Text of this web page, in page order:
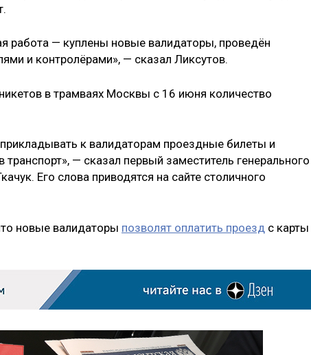
работа — куплены новые валидаторы, проведён
и контролёрами», — сказал Ликсутов.
в трамваях Москвы с 16 июня количество
к валидаторам проездные билеты и
— сказал первый заместитель генерального
Его слова приводятся на сайте столичного
новые валидаторы позволят оплатить проезд с карты